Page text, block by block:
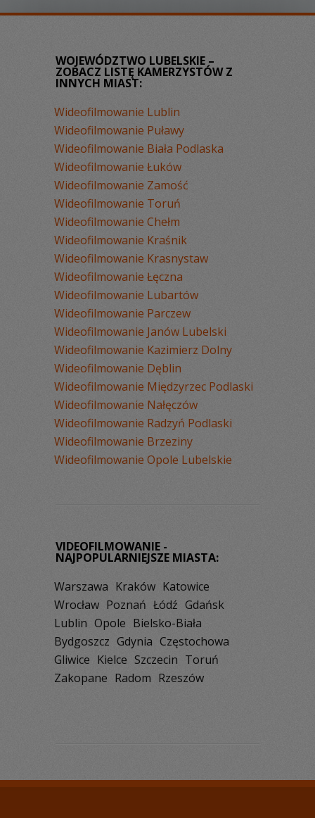
WOJEWÓDZTWO LUBELSKIE –
ZOBACZ LISTĘ KAMERZYSTÓW Z
INNYCH MIAST:
Wideofilmowanie Lublin
Wideofilmowanie Puławy
Wideofilmowanie Biała Podlaska
Wideofilmowanie Łuków
Wideofilmowanie Zamość
Wideofilmowanie Toruń
Wideofilmowanie Chełm
Wideofilmowanie Kraśnik
Wideofilmowanie Krasnystaw
Wideofilmowanie Łęczna
Wideofilmowanie Lubartów
Wideofilmowanie Parczew
Wideofilmowanie Janów Lubelski
Wideofilmowanie Kazimierz Dolny
Wideofilmowanie Dęblin
Wideofilmowanie Międzyrzec Podlaski
Wideofilmowanie Nałęczów
Wideofilmowanie Radzyń Podlaski
Wideofilmowanie Brzeziny
Wideofilmowanie Opole Lubelskie
VIDEOFILMOWANIE -
NAJPOPULARNIEJSZE MIASTA:
Warszawa Kraków Katowice
Wrocław Poznań Łódź Gdańsk
Lublin Opole Bielsko-Biała
Bydgoszcz Gdynia Częstochowa
Gliwice Kielce Szczecin Toruń
Zakopane Radom Rzeszów